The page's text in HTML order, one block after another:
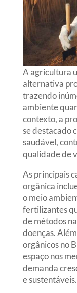
A agricultura
alternativa
trazendo
ambiente
contexto, a
se destacado
saudável,
qualidade de
As principais
orgânica
o meio
fertilizantes
de métodos
doenças.
orgânicos no
espaço nos
demanda
e sustentáveis.